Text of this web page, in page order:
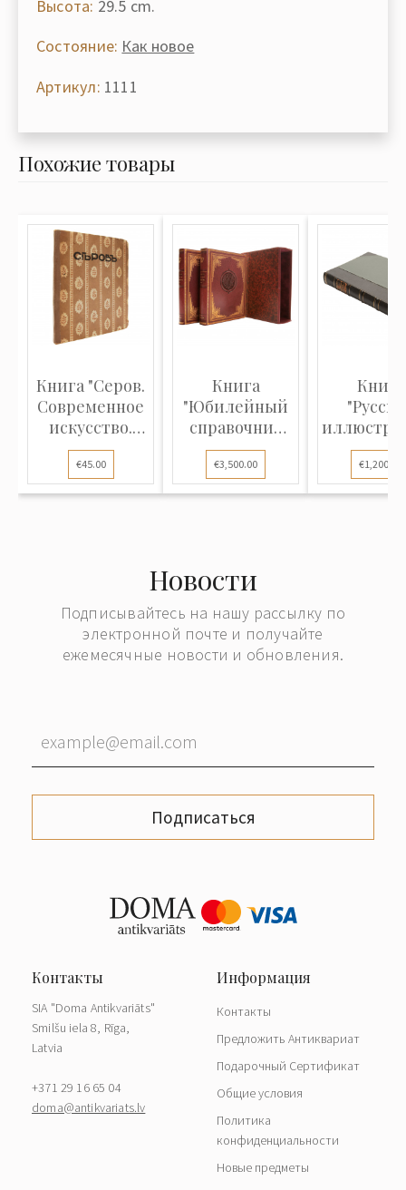
Высота: 29.5 cm.
Состояние: Как новое
Артикул: 1111
Похожие товары
Книга "Серов.
Современное
искусство.
Серии
иллюстрированных
монографий."
€45.00
Книга
"Юбилейный
справочник
Императорской
Академии
художеств.
Историческая.
Часть 2-я
Биографическая.
Список
русских
Императорской
Академии
€3,500.00
Книга
издания
и XIX
столетий
€1,200.00
Новости
Подписывайтесь на нашу рассылку по
электронной почте и получайте
ежемесячные новости и обновления.
Подписаться
SIA "Doma Antikvariāts"
Smilšu iela 8, Rīga,
Latvia
+371 29 16 65 04
doma@antikvariats.lv
Контакты
Предложить Антиквариат
Подарочный Сертификат
Общие условия
Политика
конфиденциальности
Новые предметы